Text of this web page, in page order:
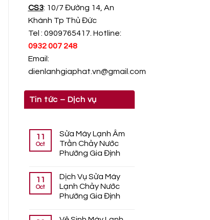
CS3: 10/7 Đường 14, An
Khánh Tp Thủ Đức
Tel : 0909765417. Hotline:
0932 007 248
Email:
dienlanhgiaphat.vn@gmail.com
Tin tức – Dịch vụ
11
Oct
Sửa Máy Lạnh Âm
Trần Chảy Nước
Phường Gia Định
11
Oct
Dịch Vụ Sửa Máy
Lạnh Chảy Nước
Phường Gia Định